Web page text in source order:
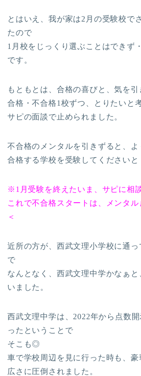
とはいえ、我が家は2月の受験校で
たので
1月校をじっくり選ぶことはできず
です。
もともとは、合格の喜びと、気を
合格・不合格1校ずつ、とりたいと
サピの面談で止められました。
不合格のメンタルを引きずると、よ
合格する学校を受験してくださいと
※1月受験を終えたいま、サピに相
これで不合格スタートは、メンタル
＜
近所の方が、西武文理小学校に通
で
なんとなく、西武文理中学かなぁと
いました。
西武文理中学は、2022年から点数
ったということで
そこも◎
車で学校周辺を見に行った時も、
広さに圧倒されました。